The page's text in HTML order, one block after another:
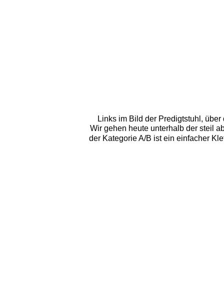
Links im Bild der Predigtstuhl,
Wir gehen heute unterhalb der steil
der Kategorie A/B ist ein einfacher